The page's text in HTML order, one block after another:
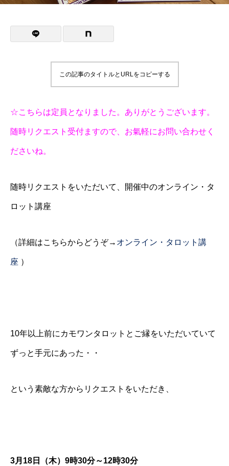
この記事のタイトルとURLをコピーする
☆こちらは定員となりました。ありがとうございます。
随時リクエスト受付ますので、お氣軽にお問い合わせく
ださいね。
随時リクエストをいただいて、開催中のオンライン・タ
ロット講座
（詳細はこちらからどうぞ→ オンライン・タロット講
座 ）
10年以上前にカモワンタロットとご縁をいただいていて
ずっと手元にあった・・
という素敵な方からリクエストをいただき、
3月18日（木）9時30分～12時30分